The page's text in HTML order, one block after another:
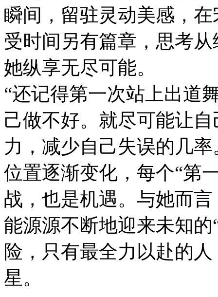
瞬间，留驻灵动美感，
受时间另有篇章，思考
她纵享无尽可能。
“还记得第一次站上出道
己做不好。就尽可能让
力，减少自己失误的几
位置逐渐变化，每个“第
战，也是机遇。与她而
能源源不断地迎来未知
险，只有最全力以赴的
星。